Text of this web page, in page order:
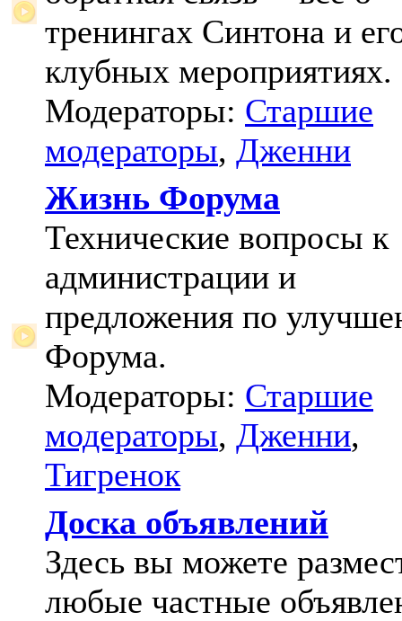
тренингах Синтона и
клубных мероприятиях.
Модераторы: Старшие
модераторы, Дженни
Жизнь Форума
Технические вопросы к
администрации и
предложения по
Форума.
Модераторы: Старшие
модераторы, Дженни,
Тигренок
Доска объявлений
Здесь вы можете
любые частные